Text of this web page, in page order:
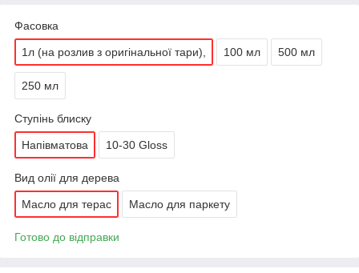
Фасовка
1л (на розлив з оригінальної тари), 100 мл 500 мл
250 мл
Ступінь блиску
Напівматова 10-30 Gloss
Вид олії для дерева
Масло для терас Масло для паркету
Готово до відправки